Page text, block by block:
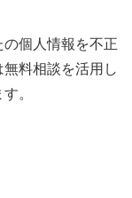
個人情報を不正
料相談を活用し
。